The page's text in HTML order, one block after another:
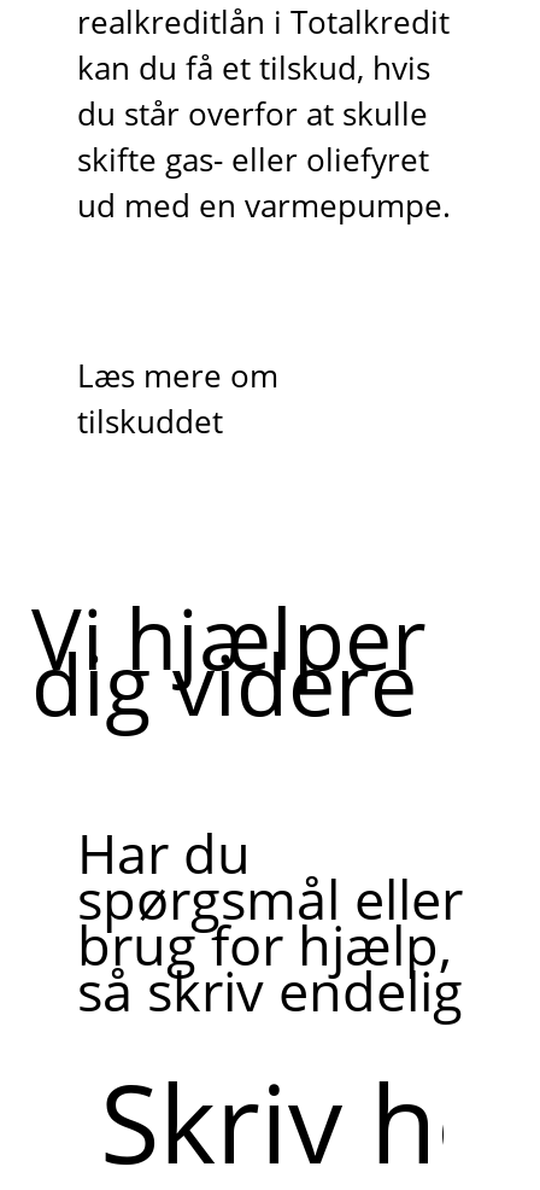
realkreditlån i Totalkredit
kan du få et tilskud, hvis
du står overfor at skulle
skifte gas- eller oliefyret
ud med en varmepumpe.
Læs mere om
tilskuddet
Vi hjælper
dig videre
Har du
spørgsmål eller
brug for hjælp,
så skriv endelig
her